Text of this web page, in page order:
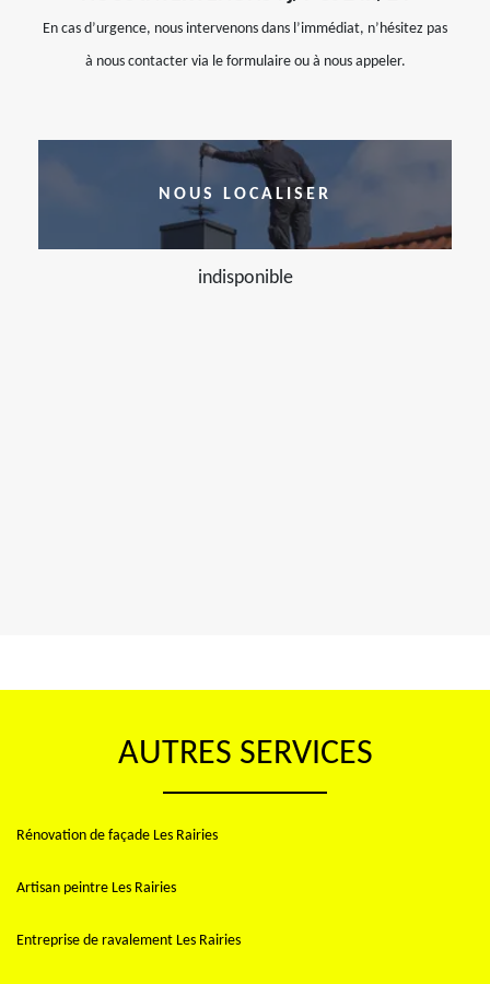
En cas d’urgence, nous intervenons dans l’immédiat, n’hésitez pas
à nous contacter via le formulaire ou à nous appeler.
NOUS LOCALISER
indisponible
AUTRES SERVICES
Rénovation de façade Les Rairies
Artisan peintre Les Rairies
Entreprise de ravalement Les Rairies